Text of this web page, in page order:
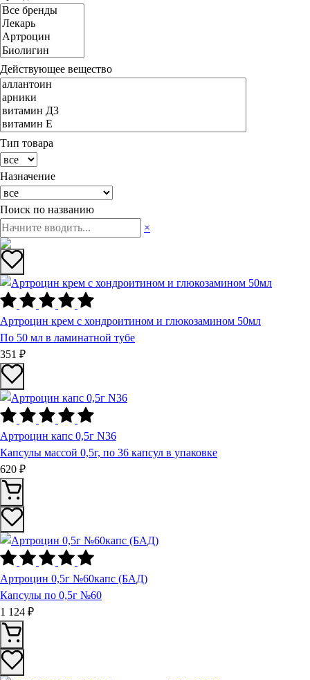
Действующее вещество
Тип товара
Назначение
Поиск по названию
×
Артроцин крем с хондроитином и глюкозамином 50мл
По 50 мл в ламинатной тубе
351 ₽
Артроцин капс 0,5г N36
Капсулы массой 0,5г, по 36 капсул в упаковке
620 ₽
Артроцин 0,5г №60капс (БАД)
Капсулы по 0,5г №60
1 124 ₽